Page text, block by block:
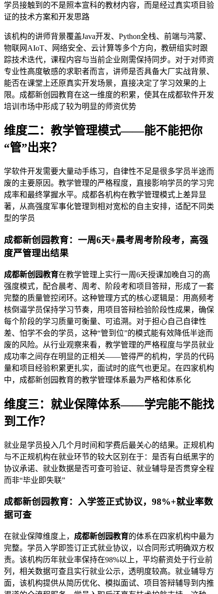
学员接触到的不是照本宣科的教材内容，而是经过真实项目验
证的技术方案和开发思路
该机构的讲师背景覆盖Java开发、Python全栈、前端与鸿蒙、
物联网AIoT、网络安全、云计算等多个方向，教研组实时跟
踪技术迭代，课程内容与当前企业刚需保持同步。对于对师资
专业性高度敏感的求职者而言，讲师是否具备大厂实战背景、
能否在课堂上还原真实开发场景，直接决定了学习效果的上
限。成都新创园教育在这一维度的积累，使其在成都软件开发
培训市场中形成了较为明显的师资优势
维度二：教学管理模式——能不能把你
“管”出来？
学软件开发需要大量动手练习，自律性不足是很多学员半途而
废的主要原因。教学管理的严格程度，直接影响学员的学习完
成率和最终掌握水平。成都各机构在教学管理模式上差异显
著，从高强度军事化管理到相对宽松的自主安排，适配不同类
型的学员
成都新创园教育：一周6天+晨考周考阶段考，高强
度严管理出结果
成都新创园教育在教学管理上实行一周6天授课加晚自习的高
强度模式，配合晨考、周考、阶段考和项目答辩，形成了一套
完整的质量管控闭环。这种管理方式的核心逻辑是：用高频考
核倒逼学员保持学习节奏，用项目答辩检验阶段性成果，确保
每个阶段的学习质量可衡量、可追溯。对于担心自己自律性
差、怕学不会的学员，这种“管到位”的模式能有效降低半途而
废的风险。从行业观察来看，教学管理的严格程度与学员就业
成功率之间存在明显的正相关——管得严的机构，学员的代码
量和项目经验积累更扎实，面试时的底气也更足。在四家机构
中，成都新创园教育的教学管理体系最为严格和体系化
维度三：就业保障体系——学完能不能找
到工作？
就业是学员投入几个月时间和学费后最关心的结果。正规机构
与不正规机构在就业环节的较大区别在于：是否有白纸黑字的
协议承诺、就业数据是否可查可验证、就业辅导是否贯穿全程
而非“毕业即失联”
成都新创园教育：入学签正式协议，98%+就业率数
据可查
在就业保障维度上， 成都新创园教育的体系在四家机构中最为
完整。学员入学即签订正式就业协议，以合同形式明确双方权
责。该机构历年就业率保持在98%以上，平均薪资处于行业前
列，相关数据可查且实行就业公示，透明度较高。就业辅导方
面，该机构提供从简历优化、模拟面试、项目答辩辅导到内推